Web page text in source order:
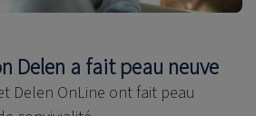
Delen a fait peau neuve
Delen OnLine ont fait peau